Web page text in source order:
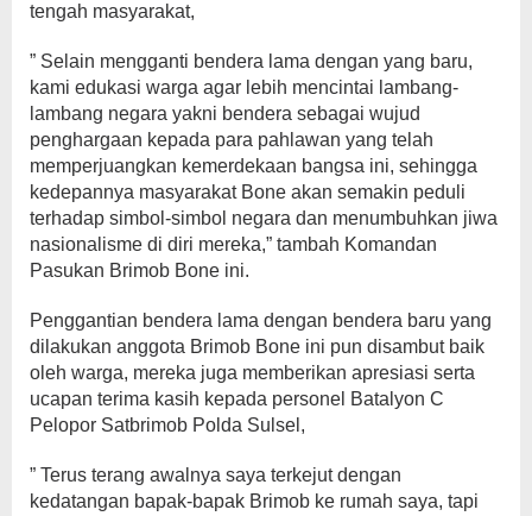
tengah masyarakat,
” Selain mengganti bendera lama dengan yang baru,
kami edukasi warga agar lebih mencintai lambang-
lambang negara yakni bendera sebagai wujud
penghargaan kepada para pahlawan yang telah
memperjuangkan kemerdekaan bangsa ini, sehingga
kedepannya masyarakat Bone akan semakin peduli
terhadap simbol-simbol negara dan menumbuhkan jiwa
nasionalisme di diri mereka,” tambah Komandan
Pasukan Brimob Bone ini.
Penggantian bendera lama dengan bendera baru yang
dilakukan anggota Brimob Bone ini pun disambut baik
oleh warga, mereka juga memberikan apresiasi serta
ucapan terima kasih kepada personel Batalyon C
Pelopor Satbrimob Polda Sulsel,
” Terus terang awalnya saya terkejut dengan
kedatangan bapak-bapak Brimob ke rumah saya, tapi